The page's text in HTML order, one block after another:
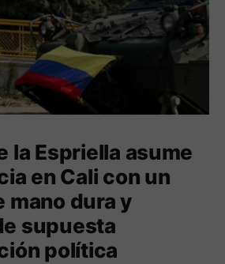
la Espriella asume
en Cali con un
mano dura y
supuesta
política